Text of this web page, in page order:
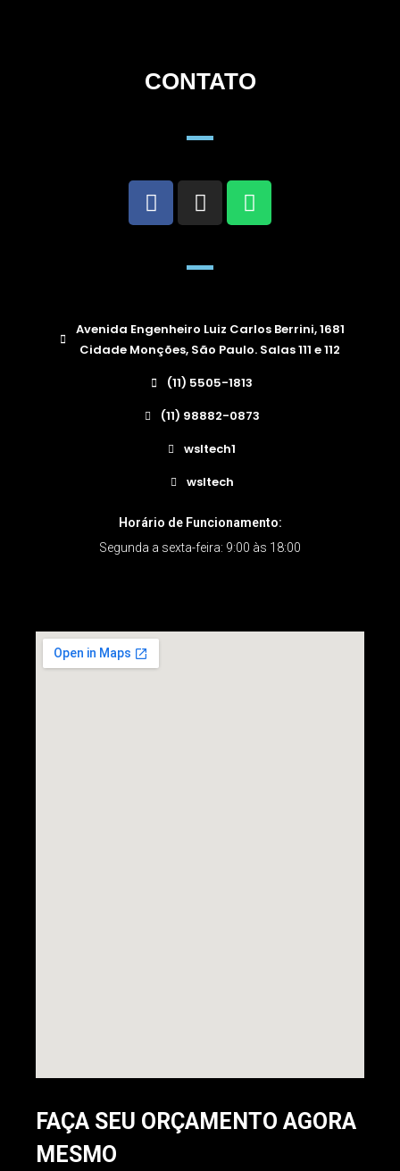
CONTATO
Avenida Engenheiro Luiz Carlos Berrini, 1681
Cidade Monções, São Paulo. Salas 111 e 112
(11) 5505-1813
(11) 98882-0873
wsltech1
wsltech
Horário de Funcionamento:
Segunda a sexta-feira: 9:00 às 18:00
FAÇA SEU ORÇAMENTO AGORA
MESMO